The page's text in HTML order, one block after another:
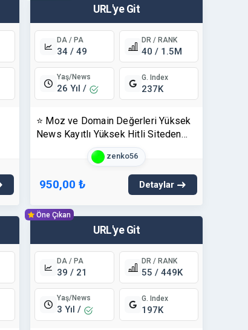
URL'ye Git
DA / PA
34 / 49
DR / RANK
40 / 1.5M
Yaş/News
26 Yıl /
G. Index
237K
⭐ Moz ve Domain Değerleri Yüksek
News Kayıtlı Yüksek Hitli Siteden
Tanıtım Yazısı - canakkaleolay.com ⭐
zenko56
950,00 ₺ Detaylar
Öne Çıkan
URL'ye Git
DA / PA
39 / 21
DR / RANK
55 / 449K
Yaş/News
3 Yıl /
G. Index
197K